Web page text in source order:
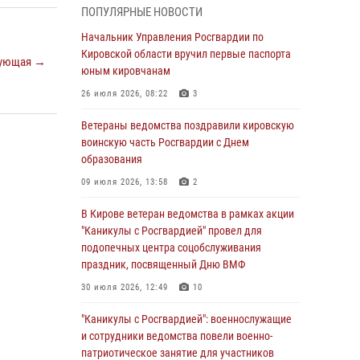
→
1 августа – День дежурной службы войск
национальной гвардии Российской
Федерации
В Росгвардии вспоминают российских
воинов, погибших в Первой мировой войне
1914-1918 годов
В Кирове офицер Росгвардии стал
победителем открытого шахматного турнира
01 августа 2026, 07:08 1
армии Виктор Золотов поздравил
специалистов подразделений тыла с
профессиональным праздником
ПОПУЛЯРНЫЕ НОВОСТИ
Начальник Управления Росгвардии по
Кировской области вручил первые паспорта
юным кировчанам
26 июля 2026, 08:22 3
Ветераны ведомства поздравили кировскую
воинскую часть Росгвардии с Днем
образования
09 июля 2026, 13:58 2
В Кирове ветеран ведомства в рамках акции
"Каникулы с Росгвардией" провел для
подопечных центра соцобслуживания
праздник, посвященный Дню ВМФ
30 июля 2026, 12:49 10
"Каникулы с Росгвардией": военнослужащие
и сотрудники ведомства повели военно-
патриотическое занятие для участников